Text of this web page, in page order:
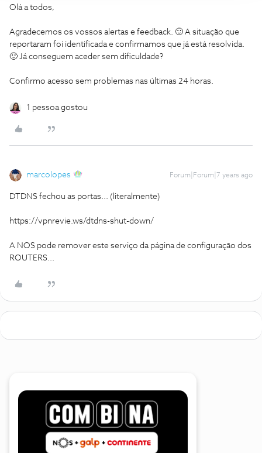
Olá a todos,
Agradecemos os vossos alertas e feedback. 🙂 A situação que
reportaram foi identificada e confirmamos que já está resolvida.
🙂 Já conseguem aceder sem dificuldade?
Confirmo acesso sem problemas nas últimas 24 horas.
1 pessoa gostou
marcolopes Forum|Forum|7 years ago
DTDNS fechou as portas... (literalmente)
https://vpnrevie.ws/dtdns-shut-down/
A NOS pode remover este serviço da página de configuração dos
ROUTERS...